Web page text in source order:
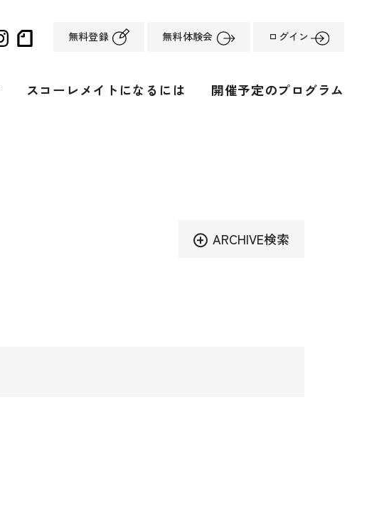
スコーレメイトになるには 開催予定のプログラム
無料登録 無料体験会 ログイン
ARCHIVE検索